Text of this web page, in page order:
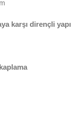
karşı dirençli yapı